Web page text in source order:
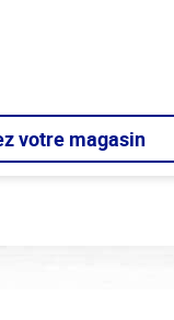
votre magasin